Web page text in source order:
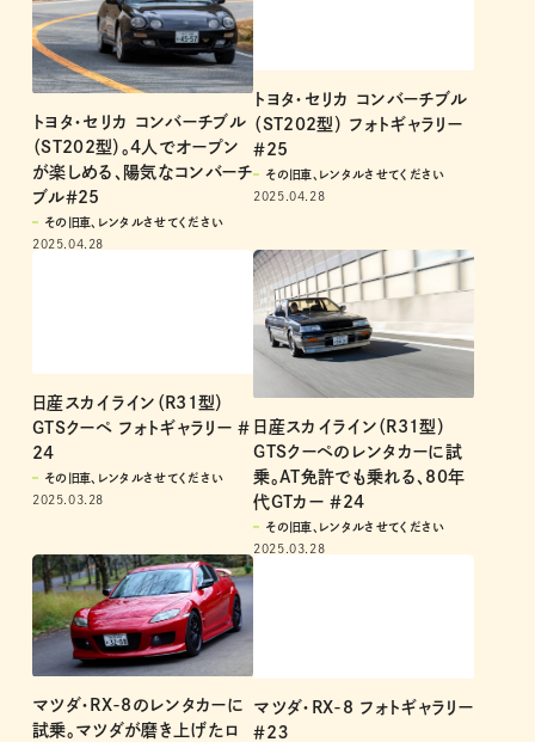
トヨタ・セリカ コンバーチブル
（ST202型）。4人でオープン
が楽しめる、陽気なコンバーチ
ブル＃25
その旧車、レンタルさせてください
2025.04.28
トヨタ・セリカ コンバーチブル
（ST202型） フォトギャラリー
＃25
その旧車、レンタルさせてください
2025.04.28
日産スカイライン（R31型）
GTSクーペ フォトギャラリー ＃
24
その旧車、レンタルさせてください
2025.03.28
日産スカイライン（R31型）
GTSクーペのレンタカーに試
乗。AT免許でも乗れる、80年
代GTカー ＃24
その旧車、レンタルさせてください
2025.03.28
マツダ・RX-8のレンタカーに
試乗。マツダが磨き上げたロ
マツダ・RX-8 フォトギャラリー
＃2３